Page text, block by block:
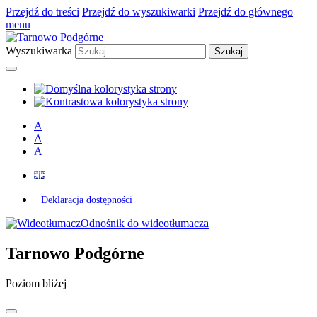
Przejdź do treści Przejdź do wyszukiwarki Przejdź do głównego
menu
Wyszukiwarka
A
A
A
Deklaracja dostępności
Odnośnik do wideotłumacza
Tarnowo Podgórne
Poziom bliżej